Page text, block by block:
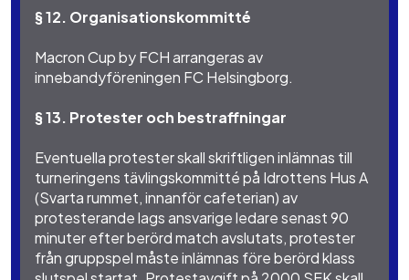
§ 12. Organisationskommitté
Macron Cup by FCH arrangeras av
innebandyföreningen FC Helsingborg.
§ 13. Protester och bestraffningar
Eventuella protester skall skriftligen inlämnas till
turneringens tävlingskommitté på Idrottens Hus A
(Svarta rummet, innanför cafeterian) av
protesterande lags ansvarige ledare senast 90
minuter efter berörd match avslutats, protester
från gruppspel måste inlämnas före berörd klass